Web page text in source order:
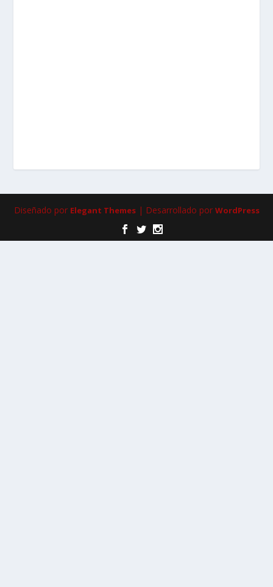
Diseñado por Elegant Themes| Desarrollado por WordPress